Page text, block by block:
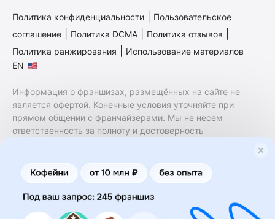
Политика конфиденциальности
Пользовательское
соглашение
Политика DCMA Политика отзывов
Политика ранжирования
Использование материалов
EN
Информация о франшизах, размещённых на сайте не
является офертой. Конечные условия уточняйте при
прямом общении с франчайзерами. Мы не несем
ответственность за полноту и достоверность
финансовые услуги. Заключение договоров
коммерческой концессии (франчайзинга) осуществляется
правообладателями/их представителями. Бизнесменс.ру
не является посредником или представителем